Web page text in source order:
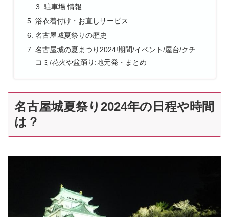
駐車場 情報
浴衣着付け・お直しサービス
名古屋城夏祭りの歴史
名古屋城の夏まつり2024!期間/イベント/屋台/クチ
コミ/花火や盆踊り:地元発・まとめ
名古屋城夏祭り2024年の日程や時間
は？